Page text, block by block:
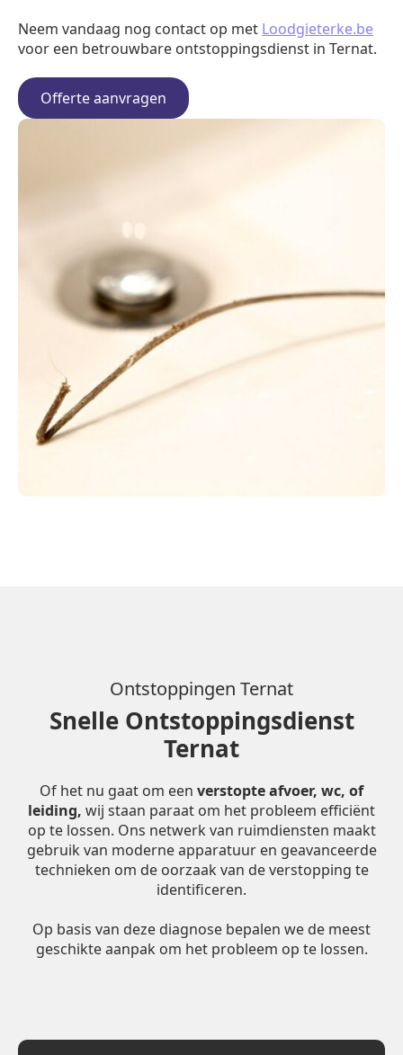
Neem vandaag nog contact op met Loodgieterke.be
voor een betrouwbare ontstoppingsdienst in Ternat.
Offerte aanvragen
Ontstoppingen Ternat
Snelle Ontstoppingsdienst
Ternat
Of het nu gaat om een verstopte afvoer, wc, of
leiding, wij staan paraat om het probleem efficiënt
op te lossen. Ons netwerk van ruimdiensten maakt
gebruik van moderne apparatuur en geavanceerde
technieken om de oorzaak van de verstopping te
identificeren.
Op basis van deze diagnose bepalen we de meest
geschikte aanpak om het probleem op te lossen.